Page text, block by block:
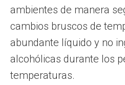
ambientes de manera
cambios bruscos de
abundante líquido y no
alcohólicas durante los
temperaturas.